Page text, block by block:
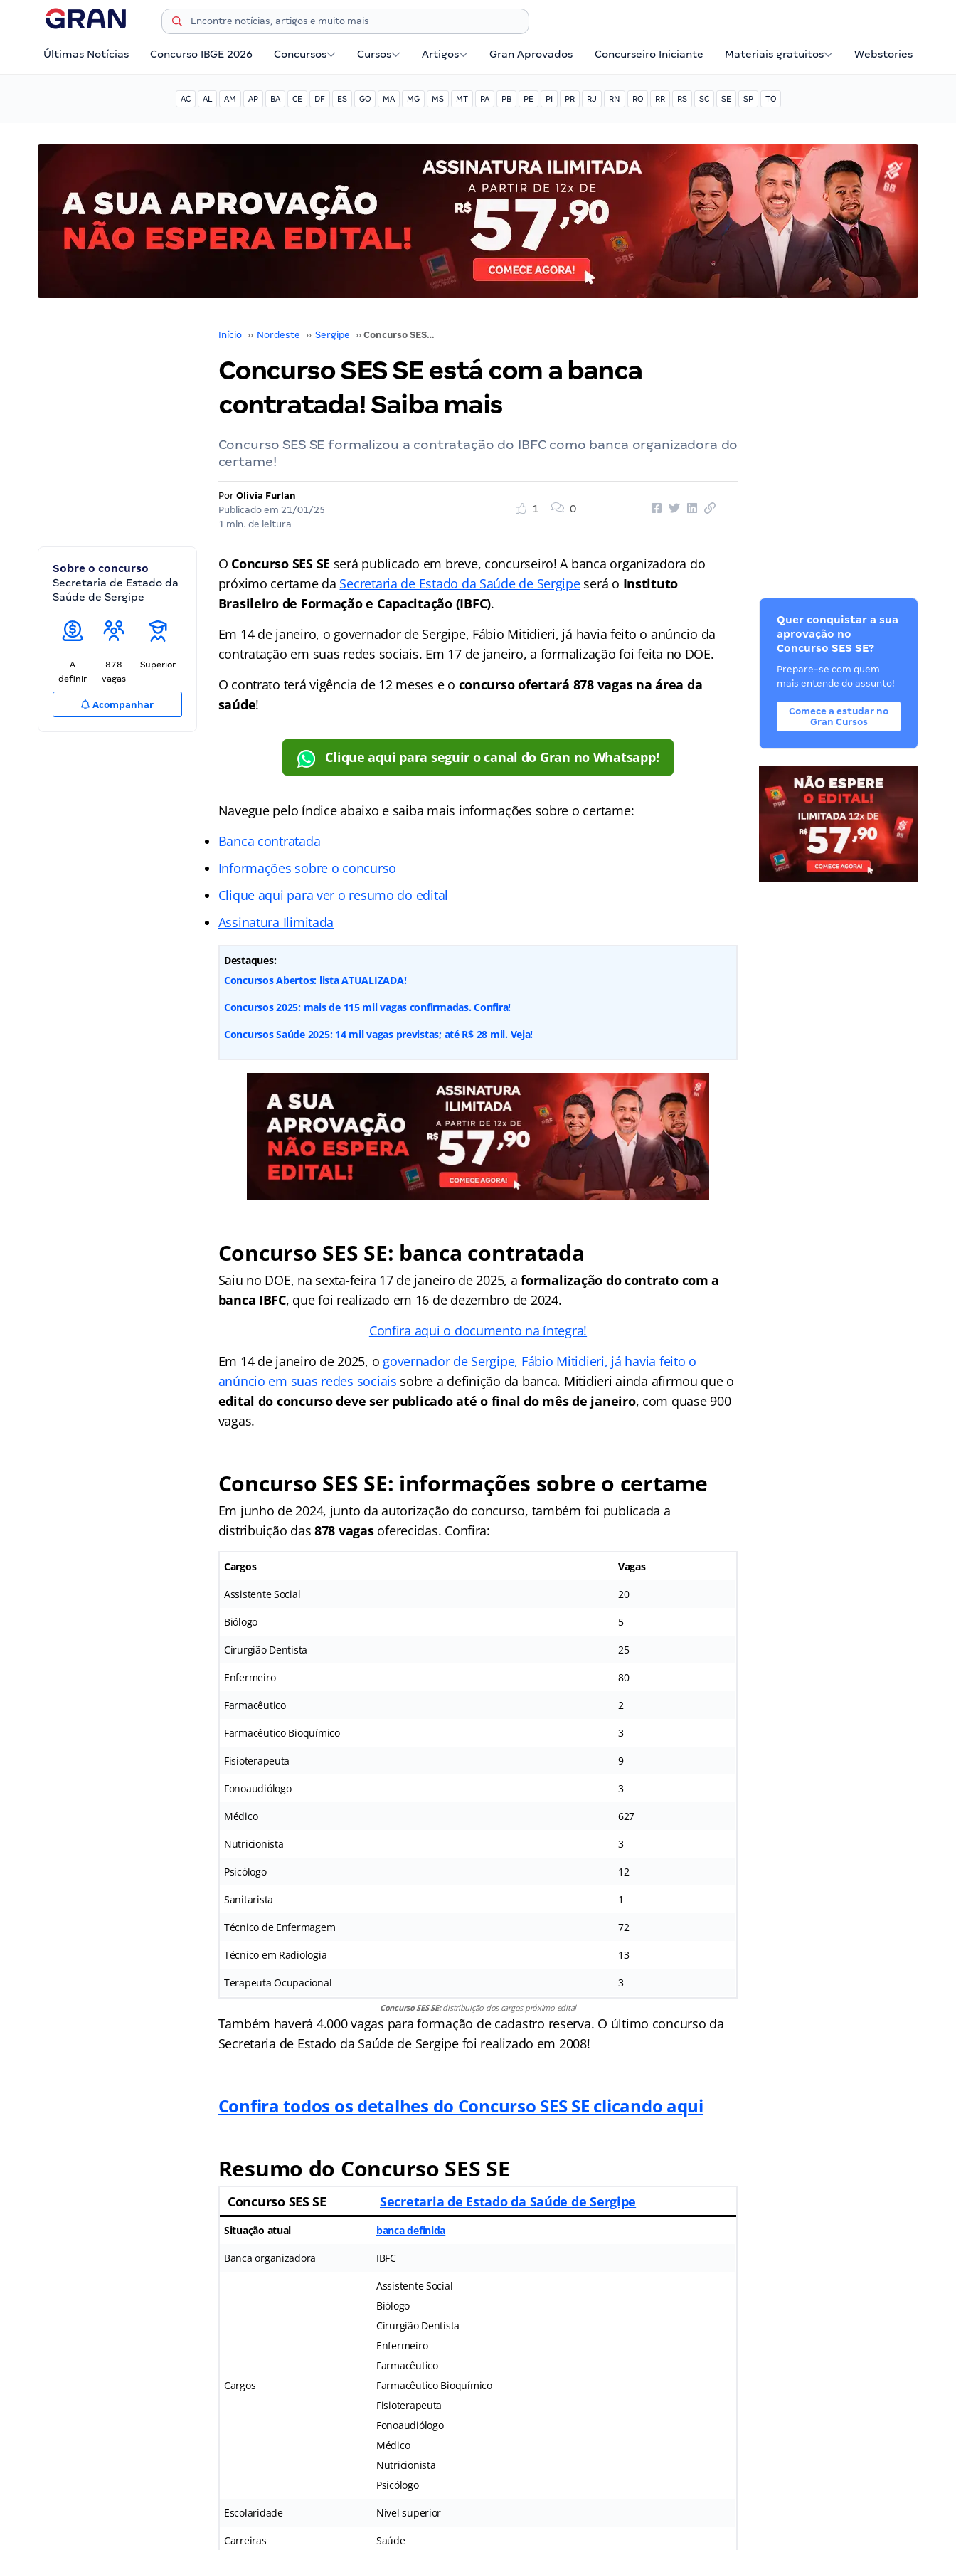
Últimas Notícias Concurso IBGE 2026 Concursos Cursos Artigos Gran Aprovados Concurseiro Iniciante Materiais gratuitos Webstories
AC AL AM AP BA CE DF ES GO MA MG MS MT PA PB PE PI PR RJ RN RO RR RS SC SE SP TO
Início ›› Nordeste ›› Sergipe ›› Concurso SES SE está com a banca contratada! Saiba mais
Concurso SES SE está com a banca
contratada! Saiba mais
Concurso SES SE formalizou a contratação do IBFC como banca organizadora do
certame!
Por Olivia Furlan
Publicado em 21/01/25
1 min. de leitura
1 0
Sobre o concurso
Secretaria de Estado da
Saúde de Sergipe
A
definir
878
vagas
Superior
Acompanhar
O Concurso SES SE será publicado em breve, concurseiro! A banca organizadora do
próximo certame da Secretaria de Estado da Saúde de Sergipeserá o Instituto
Brasileiro de Formação e Capacitação (IBFC).
Em 14 de janeiro, o governador de Sergipe, Fábio Mitidieri, já havia feito o anúncio da
contratação em suas redes sociais. Em 17 de janeiro, a formalização foi feita no DOE.
O contrato terá vigência de 12 meses e o concurso ofertará 878 vagas na área da
saúde!
Clique aqui para seguir o canal do Gran no Whatsapp!
Navegue pelo índice abaixo e saiba mais informações sobre o certame:
Banca contratada
Informações sobre o concurso
Clique aqui para ver o resumo do edital
Assinatura Ilimitada
Destaques:
Concursos Abertos: lista ATUALIZADA!
Concursos 2025: mais de 115 mil vagas confirmadas. Confira!
Concursos Saúde 2025: 14 mil vagas previstas; até R$ 28 mil. Veja!
Concurso SES SE: banca contratada
Saiu no DOE, na sexta-feira 17 de janeiro de 2025, aformalização do contrato com a
banca IBFC, que foi realizado em 16 de dezembro de 2024.
Confira aqui o documento na íntegra!
Em 14 de janeiro de 2025, o governador de Sergipe, Fábio Mitidieri, já havia feito o
anúncio em suas redes sociais sobre a definição da banca. Mitidieri ainda afirmou que o
edital do concurso deve ser publicado até o final do mês de janeiro, com quase 900
vagas.
Concurso SES SE: informações sobre o certame
Em junho de 2024, junto da autorização do concurso, também foi publicada a
distribuição das878 vagasoferecidas. Confira:
Cargos Vagas
Assistente Social 20
Biólogo 5
Cirurgião Dentista 25
Enfermeiro 80
Farmacêutico 2
Farmacêutico Bioquímico 3
Fisioterapeuta 9
Fonoaudiólogo 3
Médico 627
Nutricionista 3
Psicólogo 12
Sanitarista 1
Técnico de Enfermagem 72
Técnico em Radiologia 13
Terapeuta Ocupacional 3
Concurso SES SE:distribuição dos cargos próximo edital
Também haverá 4.000 vagas para formação de cadastro reserva. O último concurso da
Secretaria de Estado da Saúde de Sergipe foi realizado em 2008!
Confira todos os detalhes do Concurso SES SE clicando aqui
Resumo do Concurso SES SE
Concurso SES SE Secretaria de Estado da Saúde de Sergipe
Situação atual banca definida
Banca organizadora IBFC
Cargos
Assistente Social
Biólogo
Cirurgião Dentista
Enfermeiro
Farmacêutico
Farmacêutico Bioquímico
Fisioterapeuta
Fonoaudiólogo
Médico
Nutricionista
Psicólogo
Escolaridade Nível superior
Carreiras Saúde
Quer conquistar a sua
aprovação no
Concurso SES SE?
Prepare-se com quem
mais entende do assunto!
Comece a estudar no
Gran Cursos